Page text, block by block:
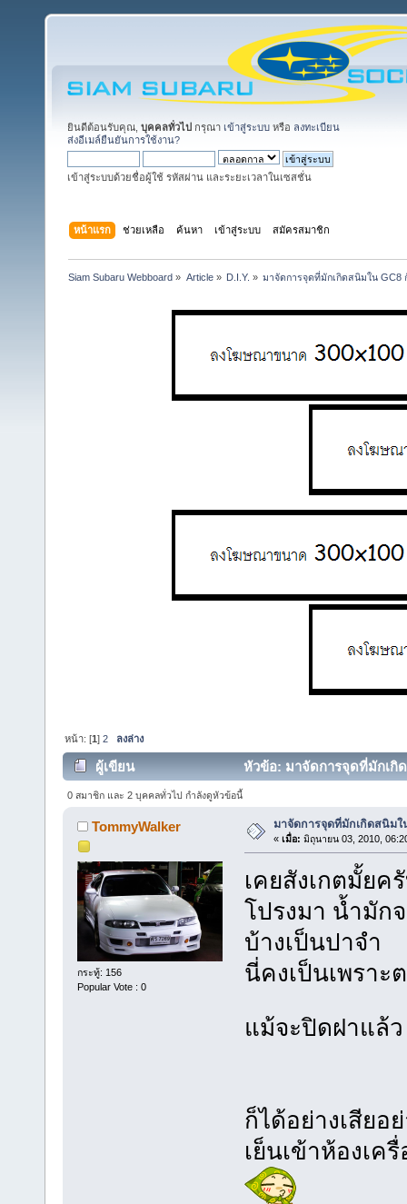
ยินดีต้อนรับคุณ, บุคคลทั่วไป กรุณา เข้าสู่ระบบ หรือ ลงทะเบียน
ส่งอีเมล์ยืนยันการใช้งาน?
เข้าสู่ระบบด้วยชื่อผู้ใช้ รหัสผ่าน และระยะเวลาในเซสชั่น
หน้าแรก ช่วยเหลือ ค้นหา เข้าสู่ระบบ สมัครสมาชิก
Siam Subaru Webboard » Article» D.I.Y. » มาจัดการจุดที่มักเกิดสนิมใน GC8
หน้า: [1]2 ลงล่าง
ผู้เขียน หัวข้อ: มาจัดการจุดที่มักเกิ
0 สมาชิก และ 2 บุคคลทั่วไป กำลังดูหัวข้อนี้
TommyWalker
กระทู้: 156
Popular Vote : 0
มาจัดการจุดที่มักเกิดสนิมใ
« เมื่อ: มิถุนายน 03, 2010,
เคยสังเกตมั้ยค
โปรงมา น้ำมัก
บ้างเป็นปาจำ
นี่คงเป็นเพราะ
แม้จะปิดฝาแล้
ก็ได้อย่างเสียอ
เย็นเข้าห้องเ